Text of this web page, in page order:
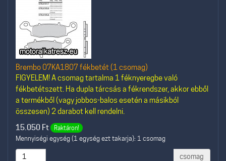
Brembo 07KA1807 fékbetét (1 csomag)
FIGYELEM! A csomag tartalma 1 féknyeregbe való
fékbetétszett. Ha dupla tárcsás a fékrendszer, akkor ebből
a termékből (vagy jobbos-balos esetén a másikból
összesen) 2 darabot kell rendelni.
15.050 Ft Raktáron!
Mennyiségi egység (1 egység ezt takarja): 1 csomag
csomag